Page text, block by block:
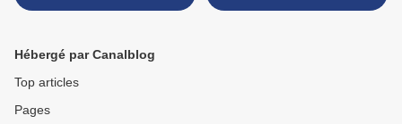
Namtchylak : When the Sun
>
Hébergé par Canalblog
Top articles
Pages